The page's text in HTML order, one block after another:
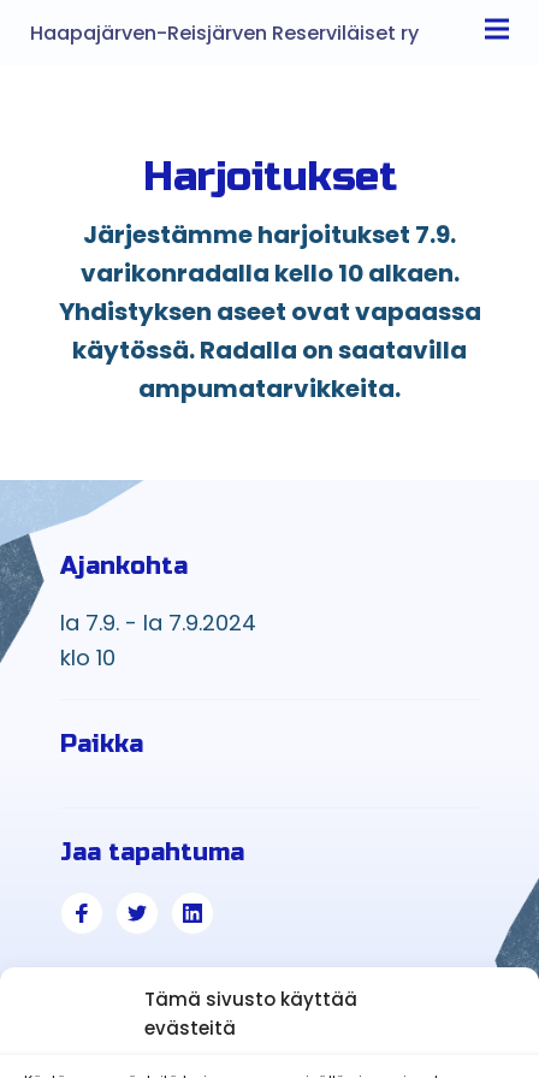
Tämä sivusto käyttää
evästeitä
Haapajärven-Reisjärven Reserviläiset ry
Harjoitukset
Järjestämme harjoitukset 7.9.
varikonradalla kello 10 alkaen.
Yhdistyksen aseet ovat vapaassa
käytössä. Radalla on saatavilla
ampumatarvikkeita.
Ajankohta
la 7.9. - la 7.9.2024
klo 10
Paikka
Jaa tapahtuma